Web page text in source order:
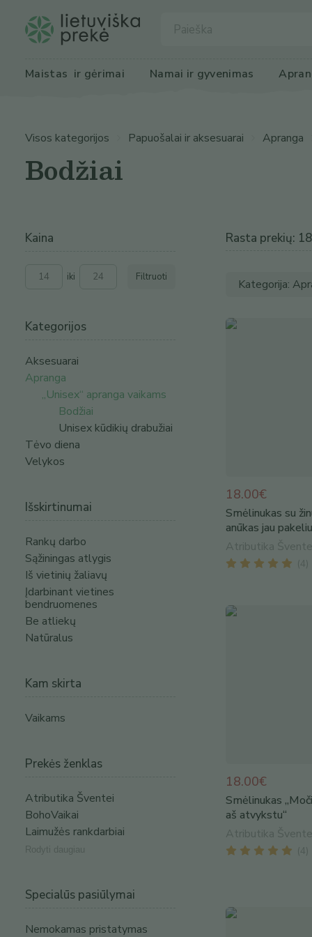
Maistas ir gėrimai Namai ir gyvenimas
Visos kategorijos Papuošalai ir aksesuarai Apranga
Bodžiai
Kaina
iki Filtruoti
Kategorijos
Aksesuarai
Apranga
„Unisex“ apranga vaikams
Bodžiai
Unisex kūdikių drabužiai
Tėvo diena
Velykos
Išskirtinumai
Rankų darbo
Sąžiningas atlygis
Iš vietinių žaliavų
Įdarbinant vietines
bendruomenes
Be atliekų
Natūralus
Kam skirta
Vaikams
Prekės ženklas
Atributika Šventei
BohoVaikai
Laimužės rankdarbiai
Rodyti daugiau
Specialūs pasiūlymai
Nemokamas pristatymas
Rasta prekių: 18
Kategorija:
18.00€
Smėlinukas su
anūkas jau
Atributika
( 4
18.00€
Smėlinukas
aš atvykstu“
Atributika
( 4